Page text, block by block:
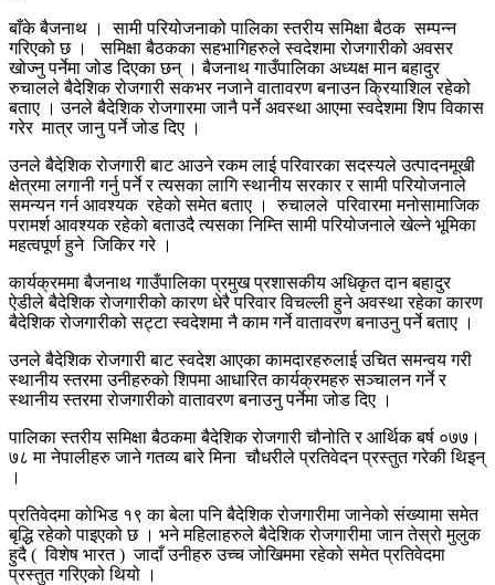
बाँके बैजनाथ । सामी परियोजनाको पालिका स्तरीय समिक्षा बैठक सम्पन्न
गरिएको छ । समिक्षा बैठकका सहभागिहरुले स्वदेशमा रोजगारीको अवसर
खोज्नु पर्नेमा जोड दिएका छन् । बैजनाथ गाउँपालिका अध्यक्ष मान बहादुर
रुचालले बैदेशिक रोजगारी सकभर नजाने वातावरण बनाउन क्रियाशिल रहेको
बताए । उनले बैदेशिक रोजगारमा जानै पर्ने अवस्था आएमा स्वदेशमा शिप विकास
गरेर मात्र जानु पर्ने जोड दिए ।
उनले बैदेशिक रोजगारी बाट आउने रकम लाई परिवारका सदस्यले उत्पादनमूखी
क्षेत्रमा लगानी गर्नु पर्ने र त्यसका लागि स्थानीय सरकार र सामी परियोजनाले
समन्यन गर्न आवश्यक रहेको समेत बताए । रुचालले परिवारमा मनोसामाजिक
परामर्श आवश्यक रहेको बताउदै त्यसका निम्ति सामी परियोजनाले खेल्ने भूमिका
महत्वपूर्ण हुने जिकिर गरे ।
कार्यक्रममा बैजनाथ गाउँपालिका प्रमुख प्रशासकीय अधिकृत दान बहादुर
ऐडीले बैदेशिक रोजगारीको कारण धेरै परिवार विचल्ली हुने अवस्था रहेका कारण
बैदेशिक रोजगारीको सट्टा स्वदेशमा नै काम गर्ने वातावरण बनाउनु पर्ने बताए ।
उनले बैदेशिक रोजगारी बाट स्वदेश आएका कामदारहरुलाई उचित समन्वय गरी
स्थानीय स्तरमा उनीहरुको शिपमा आधारित कार्यक्रमहरु सञ्चालन गर्ने र
स्थानीय स्तरमा रोजगारीको वातावरण बनाउनु पर्नेमा जोड दिए ।
पालिका स्तरीय समिक्षा बैठकमा बैदेशिक रोजगारी चौनोति र आर्थिक बर्ष ०७७।
७८ मा नेपालीहरु जाने गतव्य बारे मिना चौधरीले प्रतिवेदन प्रस्तुत गरेकी थिइन्
।
प्रतिवेदमा कोभिड १९ का बेला पनि बैदेशिक रोजगारीमा जानेको संख्यामा समेत
बृद्धि रहेको पाइएको छ । भने महिलाहरुले बैदेशिक रोजगारीमा जान तेस्रो मुलुक
हुदै ( विशेष भारत ) जादाँ उनीहरु उच्च जोखिममा रहेको समेत प्रतिवेदमा
प्रस्तुत गरिएको थियो ।